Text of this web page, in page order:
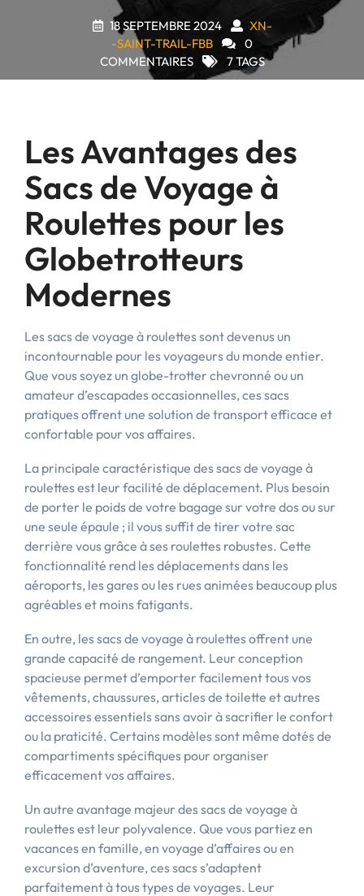
18 SEPTEMBRE 2024
XN-
-SAINT-TRAIL-FBB
0
COMMENTAIRES
7 TAGS
Les Avantages des
Sacs de Voyage à
Roulettes pour les
Globetrotteurs
Modernes
Les sacs de voyage à roulettes sont devenus un
incontournable pour les voyageurs du monde entier.
Que vous soyez un globe-trotter chevronné ou un
amateur d’escapades occasionnelles, ces sacs
pratiques offrent une solution de transport efficace et
confortable pour vos affaires.
La principale caractéristique des sacs de voyage à
roulettes est leur facilité de déplacement. Plus besoin
de porter le poids de votre bagage sur votre dos ou sur
une seule épaule ; il vous suffit de tirer votre sac
derrière vous grâce à ses roulettes robustes. Cette
fonctionnalité rend les déplacements dans les
aéroports, les gares ou les rues animées beaucoup plus
agréables et moins fatigants.
En outre, les sacs de voyage à roulettes offrent une
grande capacité de rangement. Leur conception
spacieuse permet d’emporter facilement tous vos
vêtements, chaussures, articles de toilette et autres
accessoires essentiels sans avoir à sacrifier le confort
ou la praticité. Certains modèles sont même dotés de
compartiments spécifiques pour organiser
efficacement vos affaires.
Un autre avantage majeur des sacs de voyage à
roulettes est leur polyvalence. Que vous partiez en
vacances en famille, en voyage d’affaires ou en
excursion d’aventure, ces sacs s’adaptent
parfaitement à tous types de voyages. Leur